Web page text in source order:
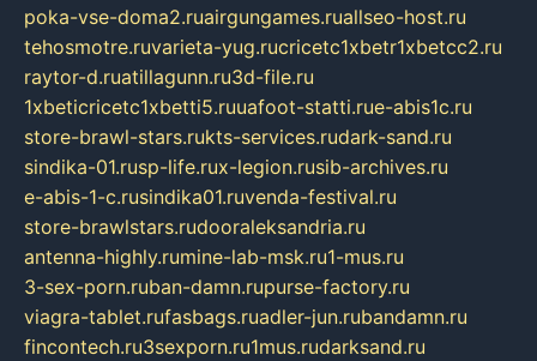
poka-vse-doma2.ruairgungames.ruallseo-host.ru
tehosmotre.ruvarieta-yug.rucricetc1xbetr1xbetcc2.ru
raytor-d.ruatillagunn.ru3d-file.ru
1xbeticricetc1xbetti5.ruuafoot-statti.rue-abis1c.ru
store-brawl-stars.rukts-services.rudark-sand.ru
sindika-01.rusp-life.rux-legion.rusib-archives.ru
e-abis-1-c.rusindika01.ruvenda-festival.ru
store-brawlstars.rudooraleksandria.ru
antenna-highly.rumine-lab-msk.ru1-mus.ru
3-sex-porn.ruban-damn.rupurse-factory.ru
viagra-tablet.rufasbags.ruadler-jun.rubandamn.ru
fincontech.ru3sexporn.ru1mus.rudarksand.ru